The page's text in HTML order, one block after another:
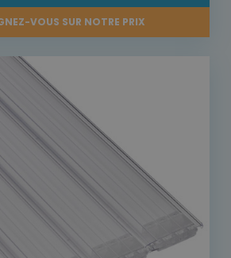
VOUS SUR NOTRE PRIX